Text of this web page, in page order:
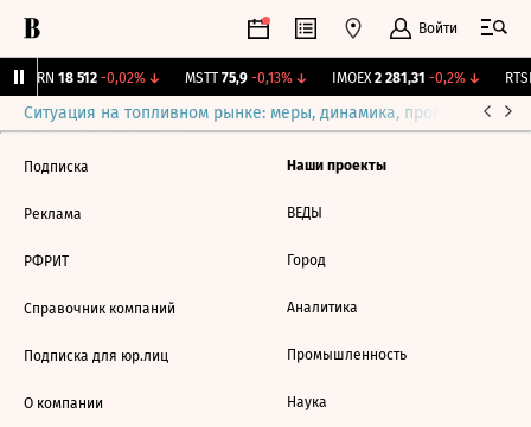
Войти
AKRN 18 512 -0,02%↓ MSTT 75,9 -0,13%↓ IMOEX 2 281,31 -0,2%↓ RTSI
Ситуация на топливном рынке: меры, динамика, прогнозы
Подписка
Реклама
РФРИТ
Справочник компаний
Подписка для юр.лиц
О компании
Наши проекты
ВЕДЫ
Город
Аналитика
Промышленность
Наука